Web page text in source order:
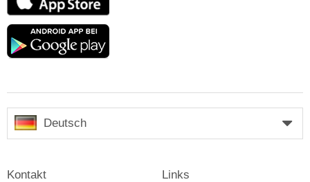
Store
Google
Deutsch
Kontakt Links